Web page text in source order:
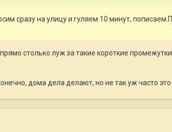
сразу на улицу и гуляем 10 минут,
столько луж за такие короткие
дома дела делают, но не так уж часто